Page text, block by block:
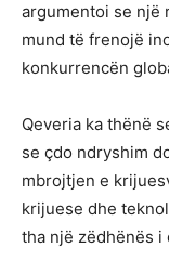
argumentoi se një
mund të frenojë
konkurrencën
Qeveria ka thënë
se çdo ndryshim
mbrojtjen e
krijuese dhe
tha një zëdhënës i